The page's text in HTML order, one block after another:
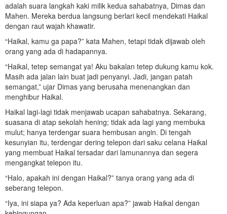
adalah suara langkah kaki milik kedua sahabatnya, Dimas dan
Mahen. Mereka berdua langsung berlari kecil mendekati Haikal
dengan raut wajah khawatir.
“Haikal, kamu ga papa?” kata Mahen, tetapi tidak dijawab oleh
orang yang ada di hadapannya.
“Haikal, tetep semangat ya! Aku bakalan tetep dukung kamu kok.
Masih ada jalan lain buat jadi penyanyi. Jadi, jangan patah
semangat,” ujar Dimas yang berusaha menenangkan dan
menghibur Haikal.
Haikal lagi-lagi tidak menjawab ucapan sahabatnya. Sekarang,
suasana di atap sekolah hening; tidak ada lagi yang membuka
mulut; hanya terdengar suara hembusan angin. Di tengah
kesunyian itu, terdengar dering telepon dari saku celana Haikal
yang membuat Haikal tersadar dari lamunannya dan segera
mengangkat telepon itu.
“Halo, apakah ini dengan Haikal?” tanya orang yang ada di
seberang telepon.
“Iya, ini siapa ya? Ada keperluan apa?” jawab Haikal dengan